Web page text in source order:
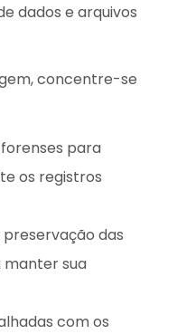
dados e arquivos
concentre-se
para
os registros
das
manter sua
com os